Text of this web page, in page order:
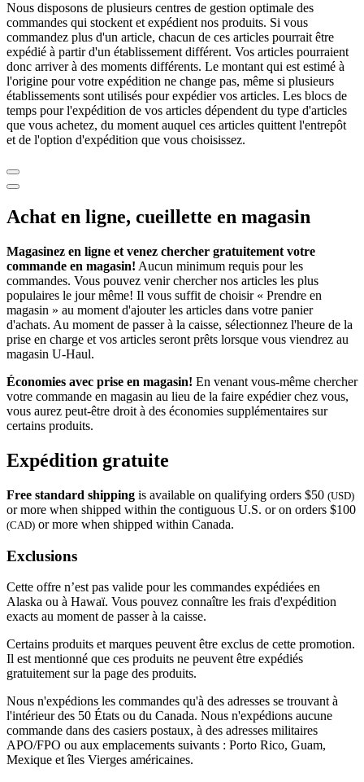
Nous disposons de plusieurs centres de gestion optimale des
commandes qui stockent et expédient nos produits. Si vous
commandez plus d'un article, chacun de ces articles pourrait être
expédié à partir d'un établissement différent. Vos articles pourraient
donc arriver à des moments différents. Le montant qui est estimé à
l'origine pour votre expédition ne change pas, même si plusieurs
établissements sont utilisés pour expédier vos articles. Les blocs de
temps pour l'expédition de vos articles dépendent du type d'articles
que vous achetez, du moment auquel ces articles quittent l'entrepôt
et de l'option d'expédition que vous choisissez.
Achat en ligne, cueillette en magasin
Magasinez en ligne et venez chercher gratuitement votre
commande en magasin! Aucun minimum requis pour les
commandes. Vous pouvez venir chercher nos articles les plus
populaires le jour même! Il vous suffit de choisir « Prendre en
magasin » au moment d'ajouter les articles dans votre panier
d'achats. Au moment de passer à la caisse, sélectionnez l'heure de la
prise en charge et vos articles seront prêts lorsque vous viendrez au
magasin U-Haul.
Économies avec prise en magasin! En venant vous-même chercher
votre commande en magasin au lieu de la faire expédier chez vous,
vous aurez peut-être droit à des économies supplémentaires sur
certains produits.
Expédition gratuite
Free standard shipping is available on qualifying orders $50 (USD)
or more when shipped within the contiguous U.S. or on orders $100
(CAD) or more when shipped within Canada.
Exclusions
Cette offre n’est pas valide pour les commandes expédiées en
Alaska ou à Hawaï. Vous pouvez connaître les frais d'expédition
exacts au moment de passer à la caisse.
Certains produits et marques peuvent être exclus de cette promotion.
Il est mentionné que ces produits ne peuvent être expédiés
gratuitement sur la page des produits.
Nous n'expédions les commandes qu'à des adresses se trouvant à
l'intérieur des 50 États ou du Canada. Nous n'expédions aucune
commande dans des casiers postaux, à des adresses militaires
APO/FPO ou aux emplacements suivants : Porto Rico, Guam,
Mexique et îles Vierges américaines.